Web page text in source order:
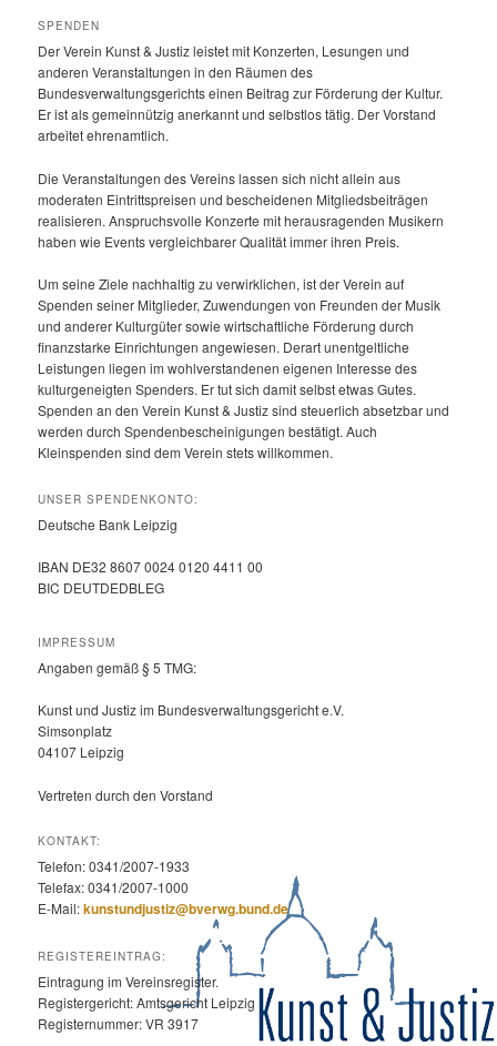
SPENDEN
Der Verein Kunst & Justiz leistet mit Konzerten, Lesungen und
anderen Veranstaltungen in den Räumen des
Bundesverwaltungsgerichts einen Beitrag zur Förderung der Kultur.
Er ist als gemeinnützig anerkannt und selbstlos tätig. Der Vorstand
arbeitet ehrenamtlich.
Die Veranstaltungen des Vereins lassen sich nicht allein aus
moderaten Eintrittspreisen und bescheidenen Mitgliedsbeiträgen
realisieren. Anspruchsvolle Konzerte mit herausragenden Musikern
haben wie Events vergleichbarer Qualität immer ihren Preis.
Um seine Ziele nachhaltig zu verwirklichen, ist der Verein auf
Spenden seiner Mitglieder, Zuwendungen von Freunden der Musik
und anderer Kulturgüter sowie wirtschaftliche Förderung durch
finanzstarke Einrichtungen angewiesen. Derart unentgeltliche
Leistungen liegen im wohlverstandenen eigenen Interesse des
kulturgeneigten Spenders. Er tut sich damit selbst etwas Gutes.
Spenden an den Verein Kunst & Justiz sind steuerlich absetzbar und
werden durch Spendenbescheinigungen bestätigt. Auch
Kleinspenden sind dem Verein stets willkommen.
UNSER SPENDENKONTO:
Deutsche Bank Leipzig
IBAN DE32 8607 0024 0120 4411 00
BIC DEUTDEDBLEG
IMPRESSUM
Angaben gemäß § 5 TMG:
Kunst und Justiz im Bundesverwaltungsgericht e.V.
Simsonplatz
04107 Leipzig
Vertreten durch den Vorstand
KONTAKT:
Telefon: 0341/2007-1933
Telefax: 0341/2007-1000
E-Mail:kunstundjustiz@bverwg.bund.de
REGISTEREINTRAG:
Eintragung im Vereinsregister.
Registergericht: Amtsgericht Leipzig
Registernummer: VR 3917